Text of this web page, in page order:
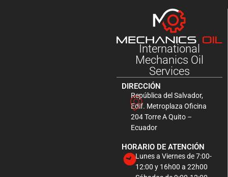
International
Mechanics Oil
Services
DIRECCIÓN
República del Salvador,
Edif. Metroplaza Oficina
204 Torre A Quito –
Ecuador
HORARIO DE ATENCIÓN
Lunes a Viernes de 7:00-
12:00 y 16h00 a 22h00